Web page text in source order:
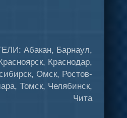
Абакан, Барнаул,
Краснодар,
Омск, Ростов-
Томск, Челябинск,
Чита